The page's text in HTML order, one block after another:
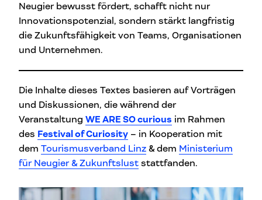
Neugier bewusst fördert, schafft nicht nur
Innovationspotenzial, sondern stärkt langfristig
die Zukunftsfähigkeit von Teams, Organisationen
und Unternehmen.
Die Inhalte dieses Textes basieren auf Vorträgen
und Diskussionen, die während der
Veranstaltung WE ARE SO curious im Rahmen
des Festival of Curiosity – in Kooperation mit
dem Tourismusverband Linz & dem Ministerium
für Neugier & Zukunftslust stattfanden.